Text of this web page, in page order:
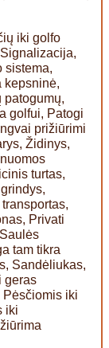
iki golfo
sistema,
kepsninė,
patogumų,
golfui, Patogi
prižiūrimi
Židinys,
turtas,
Privati
tam tikra
Sandėliukas,
geras
iki
iki